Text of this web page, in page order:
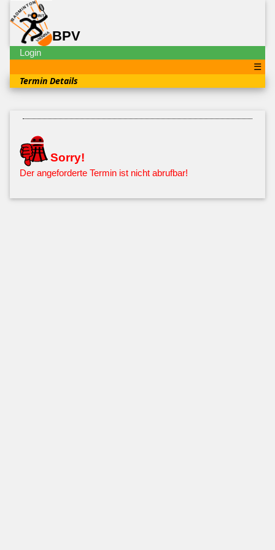
BPV
Login
☰
Termin Details
Sorry!
Der angeforderte Termin ist nicht abrufbar!